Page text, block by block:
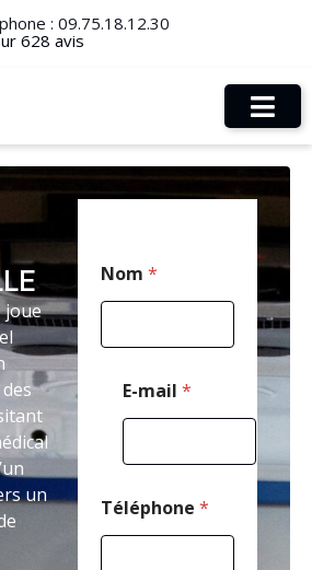
: 09.75.18.12.30
628 avis
joue
un
Nom *
E-mail *
Téléphone *
T
l
é
p
h
o
M
e
s